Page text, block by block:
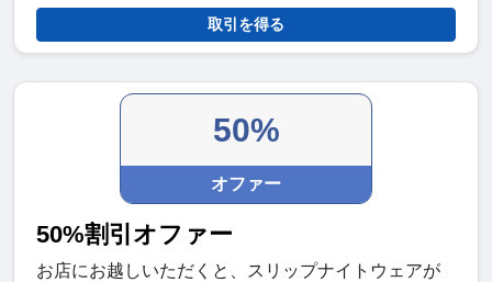
取引を得る
50%
オファー
50%割引オファー
お店にお越しいただくと、スリップナイトウェアが